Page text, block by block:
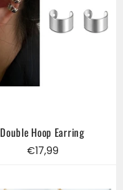
Double Hoop Earring
Regular
€17,99